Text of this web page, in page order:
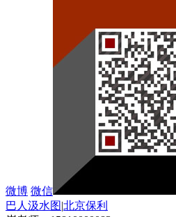
微博 微信
巴人汲水图|北京保利